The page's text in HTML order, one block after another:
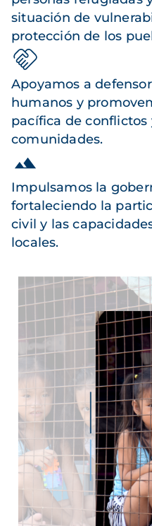
situación de
protección de los
Apoyamos a
humanos y
pacífica de
comunidades.
Impulsamos la
fortaleciendo la
civil y las
locales.